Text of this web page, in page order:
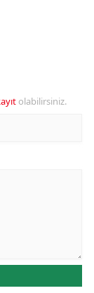
olabilirsiniz.